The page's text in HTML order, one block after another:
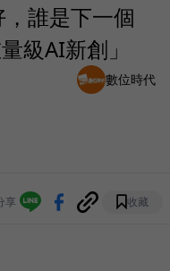
誰是下一個
級AI新創」
數位時代
享 收藏